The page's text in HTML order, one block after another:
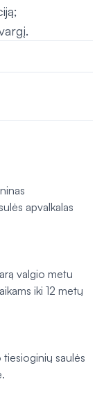
apvalkalas
valgio metu
iki 12 metų
saulės